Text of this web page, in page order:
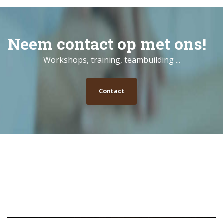
Neem contact op met ons!
Workshops, training, teambuilding ...
Contact